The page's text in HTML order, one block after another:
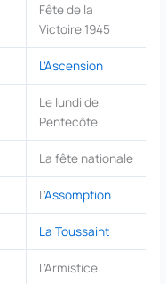
Fête de la
Victoire 1945
L’Ascension
Le lundi de
Pentecôte
La fête nationale
L’Assomption
La Toussaint
L’Armistice